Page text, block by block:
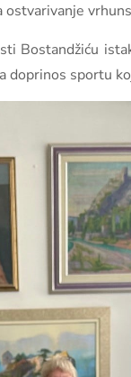
Bostandžiću
doprinos sportu